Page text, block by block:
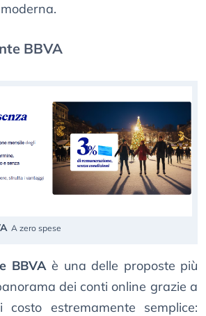
BBVA
A zero spese
BBVA è una delle proposte più
dei conti online grazie a
estremamente semplice: